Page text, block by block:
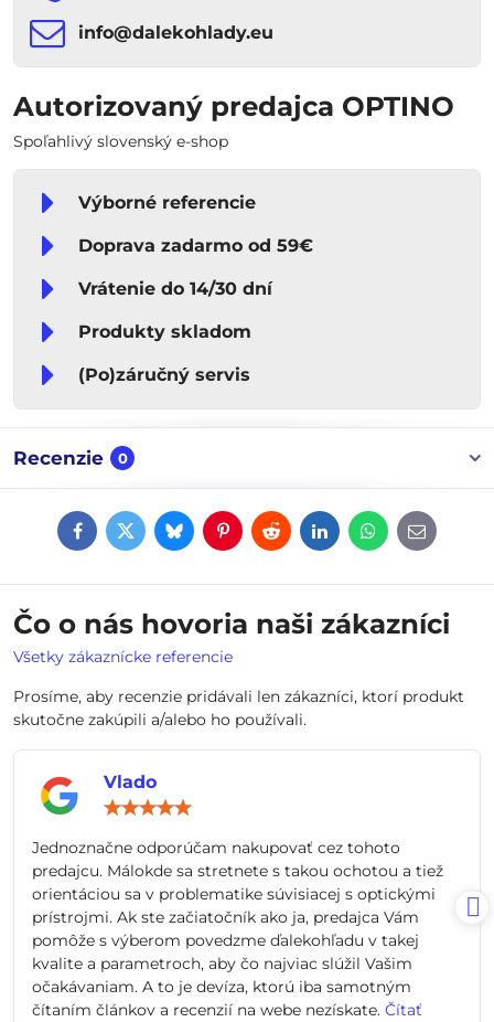
info​​@dalekohlady​​.eu
Autorizovaný predajca OPTINO
Spoľahlivý slovenský e-shop
Výborné referencie
Doprava zadarmo od 59€
Vrátenie do 14/30 dní
Produkty skladom
(Po)záručný servis
Recenzie 0
FacebookTwitterBlueskyPinterestRedditLinkedInWhatsApp
E-
mail
Čo o nás hovoria naši zákazníci
Všetky zákaznícke referencie
Prosíme, aby recenzie pridávali len zákazníci, ktorí produkt
skutočne zakúpili a/alebo ho používali.
Vlado
5
Jednoznačne odporúčam nakupovať cez tohoto
predajcu. Málokde sa stretnete s takou ochotou a tiež
orientáciou sa v problematike súvisiacej s optickými
prístrojmi. Ak ste začiatočník ako ja, predajca Vám
pomôže s výberom povedzme ďalekohľadu v takej
kvalite a parametroch, aby čo najviac slúžil Vašim
očakávaniam. A to je devíza, ktorú iba samotným
čítaním článkov a recenzií na webe nezískate. Čítať